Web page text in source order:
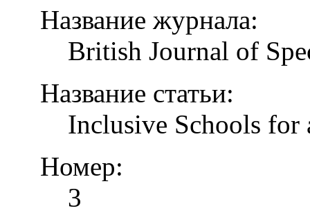
Название журнала:
British Journal of
Название статьи:
Inclusive Schools for
Номер:
3